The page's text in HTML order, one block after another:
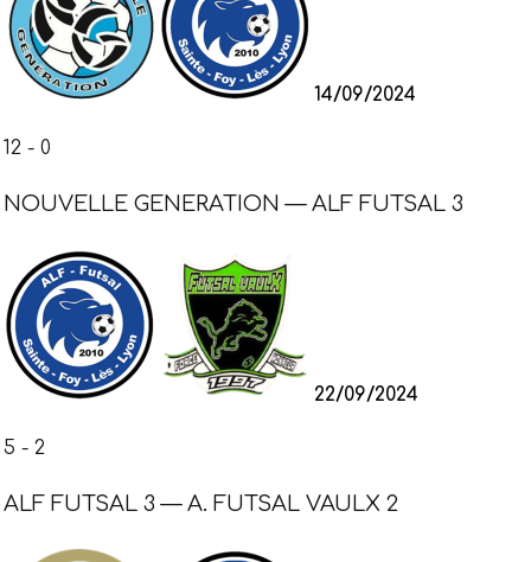
14/09/2024
12 - 0
NOUVELLE GENERATION — ALF FUTSAL 3
22/09/2024
5 - 2
ALF FUTSAL 3 — A. FUTSAL VAULX 2